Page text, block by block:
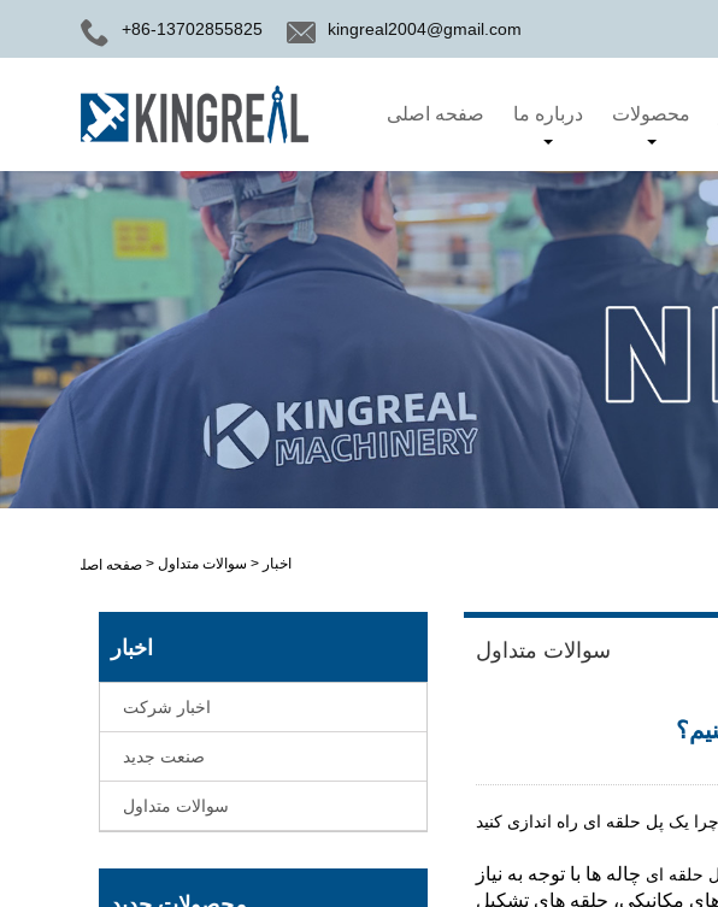
+86-13702855825 kingreal2004@gmail.com
صفحه اصلی درباره ما محصولات
صفحه اصلی > اخبار > سوالات متداول
اخبار
اخبار شرکت
صنعت جدید
سوالات متداول
سوالات متداول
چرا یک پل حلقه ای راه اندازی کنید
حلقه ای چاله ها با توجه به نیاز
های مکانیکی، حلقه های تشکیل